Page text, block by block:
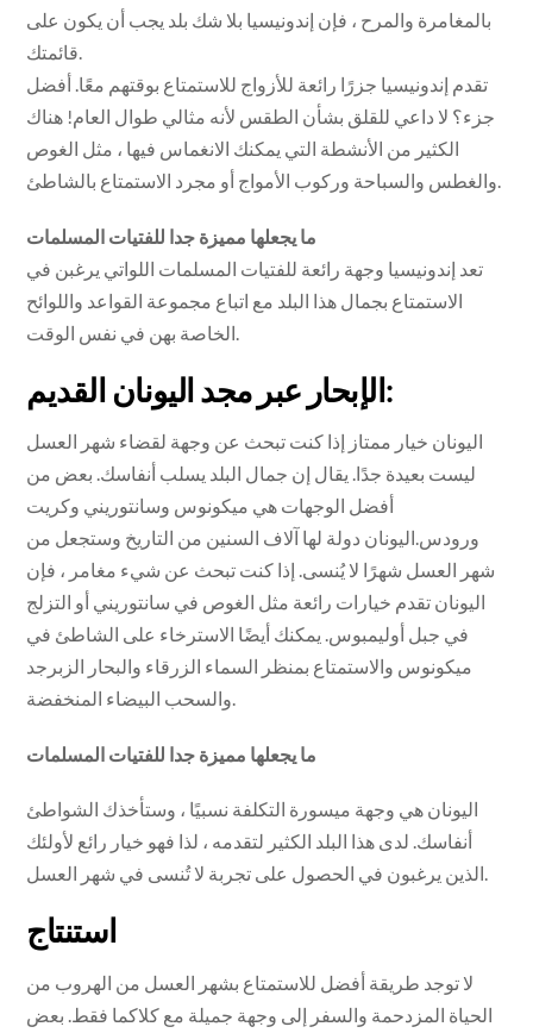
بالمغامرة والمرح ، فإن إندونيسيا بلا شك بلد يجب أن يكون على
قائمتك.
تقدم إندونيسيا جزرًا رائعة للأزواج للاستمتاع بوقتهم معًا. أفضل
جزء؟ لا داعي للقلق بشأن الطقس لأنه مثالي طوال العام! هناك
الكثير من الأنشطة التي يمكنك الانغماس فيها ، مثل الغوص
والغطس والسباحة وركوب الأمواج أو مجرد الاستمتاع بالشاطئ.
ما يجعلها مميزة جدا للفتيات المسلمات
تعد إندونيسيا وجهة رائعة للفتيات المسلمات اللواتي يرغبن في
الاستمتاع بجمال هذا البلد مع اتباع مجموعة القواعد واللوائح
الإبحار عبر مجد اليونان القديم:
اليونان خيار ممتاز إذا كنت تبحث عن وجهة لقضاء شهر العسل
ليست بعيدة جدًا. يقال إن جمال البلد يسلب أنفاسك. بعض من
أفضل الوجهات هي ميكونوس وسانتوريني وكريت
ورودس.اليونان دولة لها آلاف السنين من التاريخ وستجعل من
شهر العسل شهرًا لا يُنسى. إذا كنت تبحث عن شيء مغامر ، فإن
اليونان تقدم خيارات رائعة مثل الغوص في سانتوريني أو التزلج
في جبل أوليمبوس. يمكنك أيضًا الاسترخاء على الشاطئ في
ميكونوس والاستمتاع بمنظر السماء الزرقاء والبحار الزبرجد
والسحب البيضاء المنخفضة.
ما يجعلها مميزة جدا للفتيات المسلمات
اليونان هي وجهة ميسورة التكلفة نسبيًا ، وستأخذك الشواطئ
أنفاسك. لدى هذا البلد الكثير لتقدمه ، لذا فهو خيار رائع لأولئك
استنتاج
لا توجد طريقة أفضل للاستمتاع بشهر العسل من الهروب من
الحياة المزدحمة والسفر إلى وجهة جميلة مع كلاكما فقط. بعض